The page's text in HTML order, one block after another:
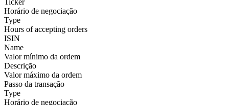
Ticker
Horário de negociação
Type
Hours of accepting orders
ISIN
Name
Valor mínimo da ordem
Descrição
Valor máximo da ordem
Passo da transação
Type
Horário de negociação